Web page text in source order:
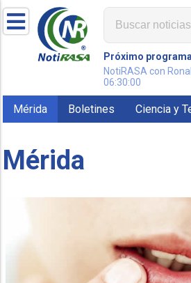
Próximo
NotiRASA con
06:30:00
Mérida Boletines Ciencia y
Mérida